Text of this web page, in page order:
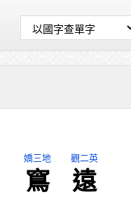
嬌三地
窵
觀二英
遠